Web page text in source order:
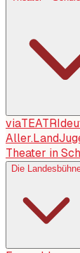
viaTEATRI
Aller.Land
Theater in
Die